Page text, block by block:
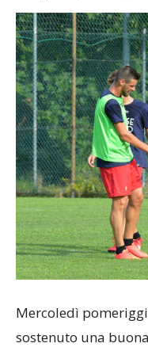
Mercoledì
sostenuto una buona